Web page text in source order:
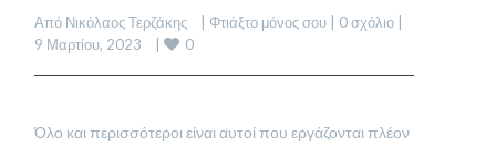
Από Νικόλαος Τερζάκης    | Φτιάξτο μόνος σου | 0 σχόλιο |
9 Μαρτίου, 2023    |
0
Όλο και περισσότεροι είναι αυτοί που εργάζονται πλέον